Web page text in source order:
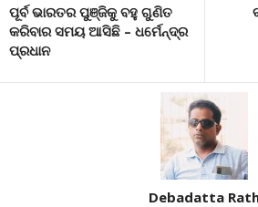
ପୂର୍ବ ଭାରତର ପୁଞ୍ଜିକୁ ବହୁ ଗୁଣିତ
କରିବାର ସମୟ ଆସିଛି – ଧର୍ମେନ୍ଦ୍ର
ପ୍ରଧାନ
Debadatta